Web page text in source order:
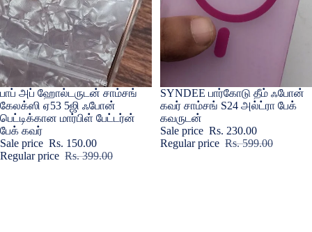
Sale
பாப் அப் ஹோல்டருடன் சாம்சங்
கேலக்ஸி ஏ53 5ஜி ஃபோன்
பெட்டிக்கான மார்பிள் பேட்டர்ன்
பேக் கவர்
Sale price Rs. 150.00
Regular price Rs. 399.00
Sold out
SYNDEE பார்கோடு தீம் ஃபோன்
கவர் சாம்சங் S24 அல்ட்ரா பேக்
கவருடன்
Sale price Rs. 230.00
Regular price Rs. 599.00